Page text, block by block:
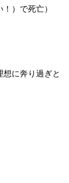
）で死亡）
に奔り過ぎと